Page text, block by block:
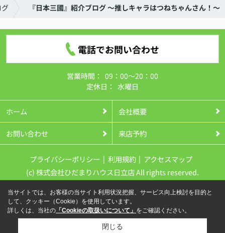
『日本三國』紹介ブログ ～推しキャラはつねちゃんさん！～
電話でお問い合わせ
営業時間： 09：00～20：00
定休日： 水曜日
ホーム 会社概要
お問い合わせ 来店予約
プライバシーポリシー 利用規約
アクセスマップ
(c) 株式会社ひだまりハウス日立店 All rights reserved.
当サイトでは、お客様の当サイト利用状況把握、サービス向上検討を目的と
して、クッキー（Cookie）を使用しています。
詳しくは、当社の 「Cookieの取扱いについて」 をご確認ください。
閉じる